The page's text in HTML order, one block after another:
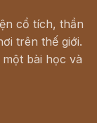
cổ tích, thần
trên thế giới.
bài học và